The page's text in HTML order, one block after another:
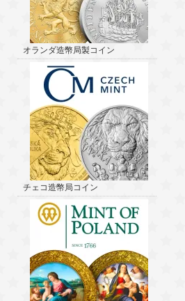
オランダ造幣局製コイン
チェコ造幣局コイン